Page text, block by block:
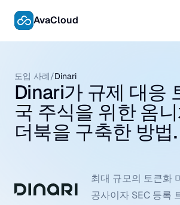
AvaCloud
도입 사례/Dinari
Dinari가 규제 대응
국 주식을 위한 옴
더북을 구축한 방법.
최대 규모의 토큰화
공사이자 SEC 등록